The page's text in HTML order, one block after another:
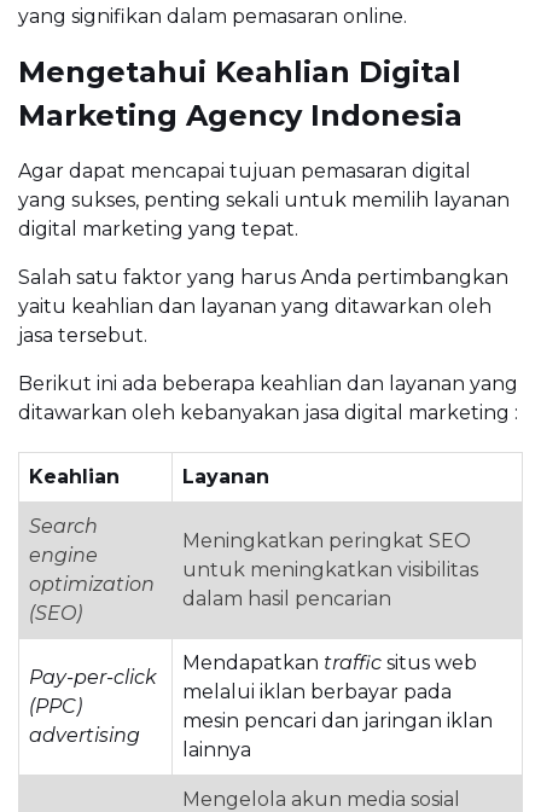
yang signifikan dalam pemasaran online.
Mengetahui Keahlian Digital
Marketing Agency Indonesia
Agar dapat mencapai tujuan pemasaran digital
yang sukses, penting sekali untuk memilih layanan
digital marketing yang tepat.
Salah satu faktor yang harus Anda pertimbangkan
yaitu keahlian dan layanan yang ditawarkan oleh
jasa tersebut.
Berikut ini ada beberapa keahlian dan layanan yang
ditawarkan oleh kebanyakan jasa digital marketing :
Keahlian Layanan
Search
engine
optimization
(SEO)
Meningkatkan peringkat SEO
untuk meningkatkan visibilitas
dalam hasil pencarian
Pay-per-click
(PPC)
advertising
Mendapatkan traffic situs web
melalui iklan berbayar pada
mesin pencari dan jaringan iklan
lainnya
Mengelola akun media sosial